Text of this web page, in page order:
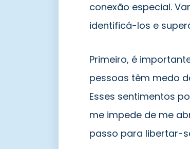
conexão especial.
identificá-los e
Primeiro, é
pessoas têm medo
Esses sentimentos
me impede de me
passo para libertar-